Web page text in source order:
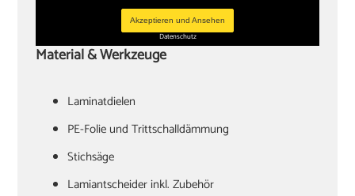
Akzeptieren und Ansehen
Datenschutz
Material & Werkzeuge
Laminatdielen
PE-Folie und Trittschalldämmung
Stichsäge
Lamiantscheider inkl. Zubehör